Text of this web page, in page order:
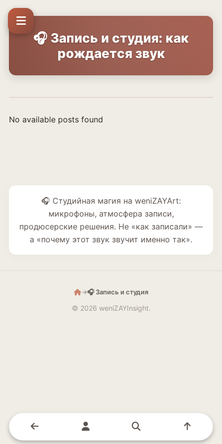
🎧 Запись и студия: как
рождается звук
No available posts found
🎧 Студийная магия на weniZAYArt:
микрофоны, атмосфера записи,
продюсерские решения. Не «как записали» —
а «почему этот звук звучит именно так».
→🎧 Запись и студия
© 2026 weniZAYInsight.